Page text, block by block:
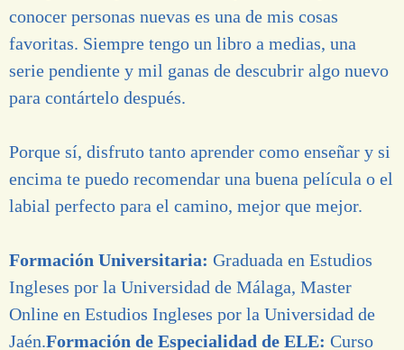
conocer personas nuevas es una de mis cosas
favoritas. Siempre tengo un libro a medias, una
serie pendiente y mil ganas de descubrir algo nuevo
para contártelo después.
Porque sí, disfruto tanto aprender como enseñar y si
encima te puedo recomendar una buena película o el
labial perfecto para el camino, mejor que mejor.
Formación Universitaria: Graduada en Estudios
Ingleses por la Universidad de Málaga, Master
Online en Estudios Ingleses por la Universidad de
Jaén.Formación de Especialidad de ELE: Curso